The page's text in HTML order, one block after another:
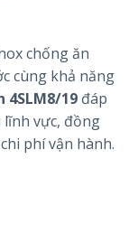
chống ăn
cùng khả năng
4SLM8/19 đáp
vực, đồng
phí vận hành.